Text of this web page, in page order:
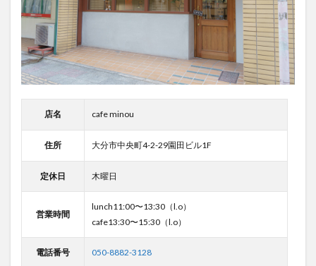
店名 cafe minou
住所 大分市中央町4-2-29園田ビル1F
定休日 木曜日
営業時間
lunch11:00〜13:30（l.o）
cafe13:30〜15:30（l.o）
電話番号 050-8882-3128